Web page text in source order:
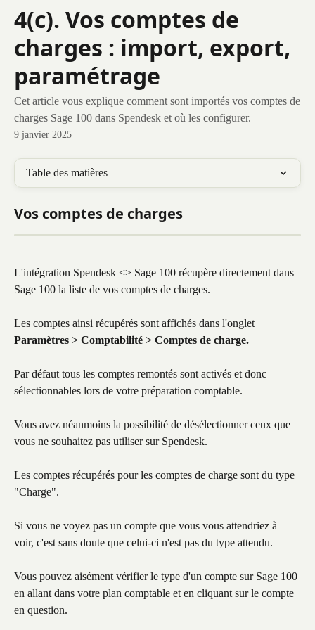
4(c). Vos comptes de
charges : import, export,
paramétrage
Cet article vous explique comment sont importés vos comptes de
charges Sage 100 dans Spendesk et où les configurer.
9 janvier 2025
Table des matières
Vos comptes de charges
L'intégration Spendesk <> Sage 100 récupère directement dans
Sage 100 la liste de vos comptes de charges.
Les comptes ainsi récupérés sont affichés dans l'onglet
Paramètres > Comptabilité > Comptes de charge.
Par défaut tous les comptes remontés sont activés et donc
sélectionnables lors de votre préparation comptable.
Vous avez néanmoins la possibilité de désélectionner ceux que
vous ne souhaitez pas utiliser sur Spendesk.
Les comptes récupérés pour les comptes de charge sont du type
"Charge".
Si vous ne voyez pas un compte que vous vous attendriez à
voir, c'est sans doute que celui-ci n'est pas du type attendu.​
Vous pouvez aisément vérifier le type d'un compte sur Sage 100
en allant dans votre plan comptable et en cliquant sur le compte
en question.